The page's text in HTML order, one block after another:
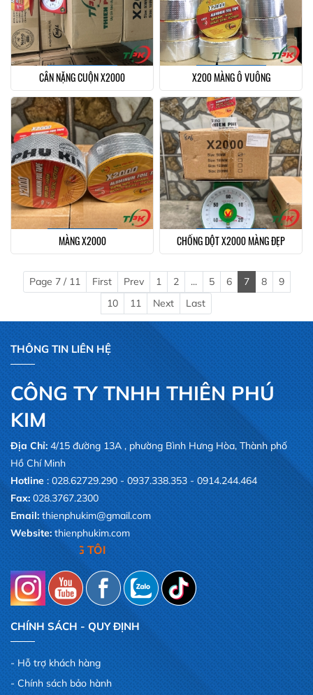
CÂN NẶNG CUỘN X2000 X200 MÀNG Ô VUÔNG
MÀNG X2000 CHỐNG DỘT X2000 MÀNG ĐẸP
Page 7 / 11 First Prev 1 2 ... 5 6 7 8
9
10
11 Next Last
THÔNG TIN LIÊN HỆ
CÔNG TY TNHH THIÊN PHÚ
KIM
Địa Chỉ:4/15 đường 13A , phường Bình Hưng Hòa, Thành phố
Hồ Chí Minh
Hotline : 028.62729.290 - 0937.338.353 - 0914.244.464
Fax:028.3767.2300
Email:thienphukim@gmail.com
Website:thienphukim.com
SỰ HÀI LÒNG CỦA QUÝ
CHÍNH SÁCH - QUY ĐỊNH
Hỗ trợ khách hàng
Chính sách bảo hành